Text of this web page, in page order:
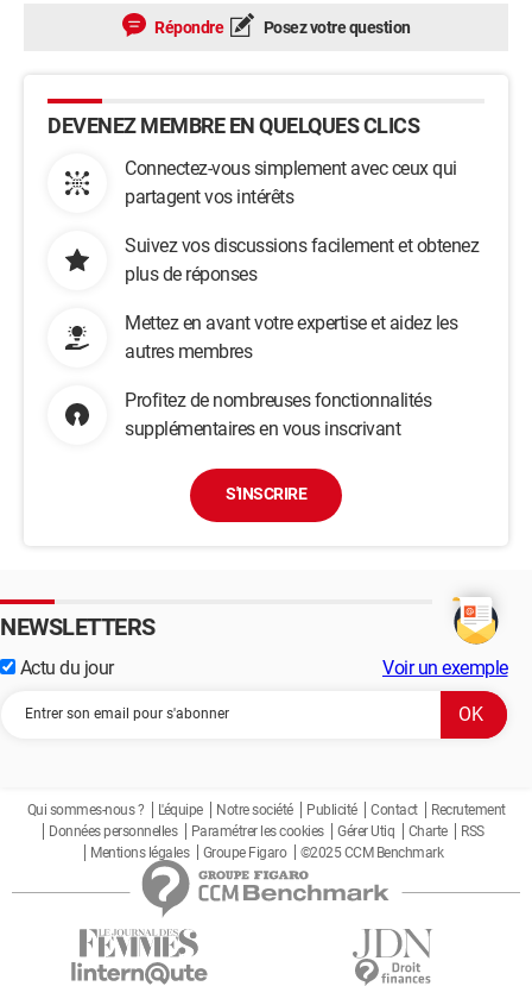
Répondre Posez votre question
DEVENEZ MEMBRE EN QUELQUES CLICS
Connectez-vous simplement avec ceux qui
partagent vos intérêts
Suivez vos discussions facilement et obtenez
plus de réponses
Mettez en avant votre expertise et aidez les
autres membres
Profitez de nombreuses fonctionnalités
supplémentaires en vous inscrivant
S'INSCRIRE
NEWSLETTERS
Actu du jour Voir un exemple
Qui sommes-nous ? L'équipe Notre société Publicité Contact
Recrutement
Données personnelles
Paramétrer les cookies Gérer Utiq Charte
RSS
Mentions légales
Groupe Figaro ©2025 CCM Benchmark